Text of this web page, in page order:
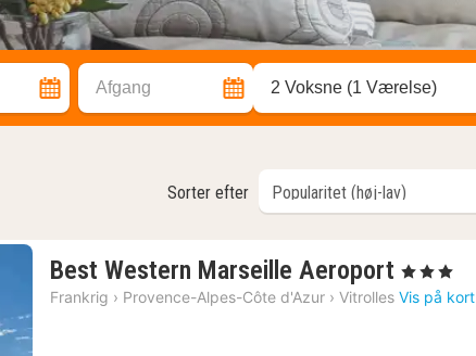
Afgang 2 Voksne (1 Værelse)
Sorter efter
Best Western Marseille Aeroport 1
nat
, 3 Stjerner
Frankrig › Provence-Alpes-Côte d'Azur › Vitrolles Vis på kort